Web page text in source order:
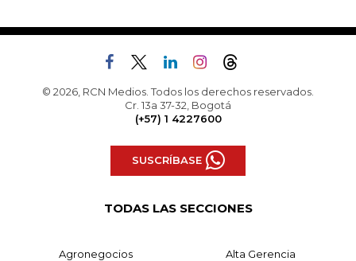
© 2026, RCN Medios. Todos los derechos reservados.
Cr. 13a 37-32, Bogotá
(+57) 1 4227600
SUSCRÍBASE
TODAS LAS SECCIONES
Agronegocios Alta Gerencia